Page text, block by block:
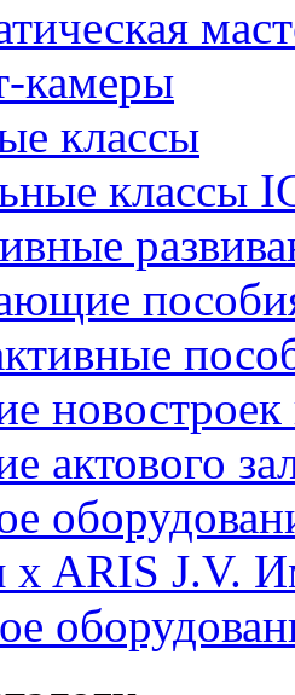
камеры
классы
классы
новостроек
актового
x ARIS J.V.